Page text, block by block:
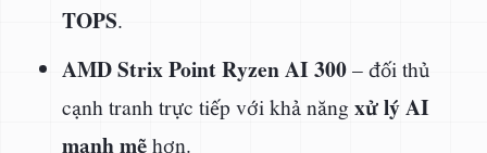
TOPS.
AMD Strix Point Ryzen AI 300– đối thủ
cạnh tranh trực tiếp với khả năngxử lý AI
mạnh mẽhơn.